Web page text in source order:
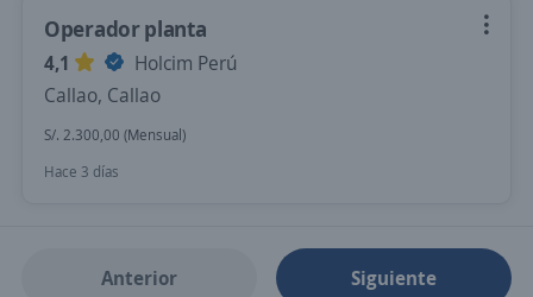
Operador planta
4,1
Holcim Perú
Callao, Callao
S/. 2.300,00 (Mensual)
Hace 3 días
Anterior Siguiente